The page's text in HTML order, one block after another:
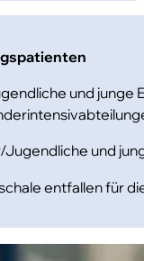
und junge
und
entfallen für